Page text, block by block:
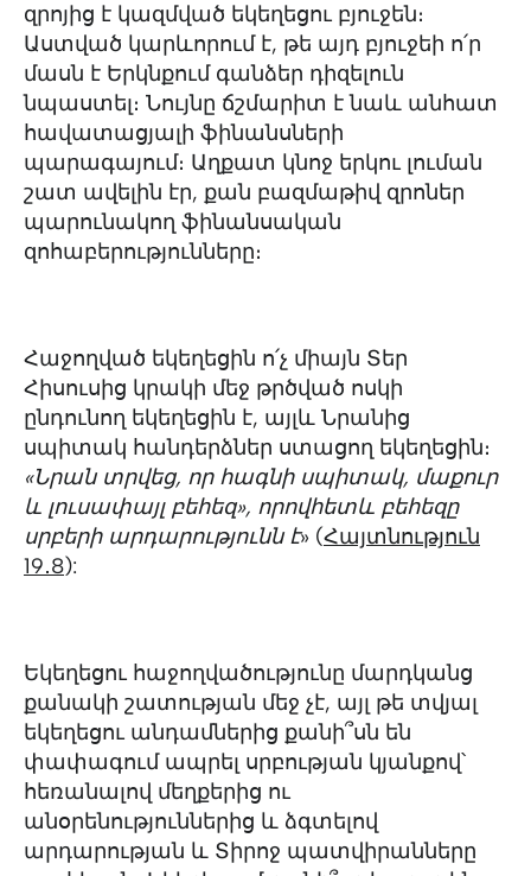
զրոյից է կազմված եկեղեցու բյուջեն։
Աստված կարևորում է, թե այդ բյուջեի ո՛ր
մասն է Երկնքում գանձեր դիզելուն
նպաստել։ Նույնը ճշմարիտ է նաև անհատ
հավատացյալի ֆինանսների
պարագայում։ Աղքատ կնոջ երկու լուման
շատ ավելին էր, քան բազմաթիվ զրոներ
պարունակող ֆինանսական
զոհաբերությունները։
Հաջողված եկեղեցին ո՛չ միայն Տեր
Հիսուսից կրակի մեջ թրծված ոսկի
ընդունող եկեղեցին է, այլև Նրանից
սպիտակ հանդերձներ ստացող եկեղեցին։
«Նրան տրվեց, որ հագնի սպիտակ, մաքուր
և լուսափայլ բեհեզ», որովհետև բեհեզը
սրբերի արդարությունն է» (Հայտնություն
19․8):
Եկեղեցու հաջողվածությունը մարդկանց
քանակի շատության մեջ չէ, այլ թե տվյալ
եկեղեցու անդամներից քանի՞սն են
փափագում ապրել սրբության կյանքով՝
հեռանալով մեղքերից ու
անօրենություններից և ձգտելով
արդարության և Տիրոջ պատվիրանները